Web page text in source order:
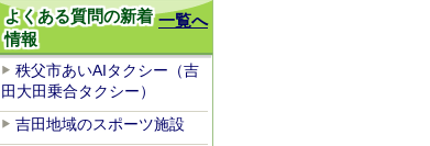
一覧へ
よくある質問の新着
情報
秩父市あいAIタクシー（吉
田大田乗合タクシー）
吉田地域のスポーツ施設